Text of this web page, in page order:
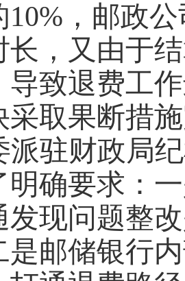
10%，邮政
长，又由于
导致退费工
采取果断措
派驻财政局
明确要求：
发现问题整
是邮储银行